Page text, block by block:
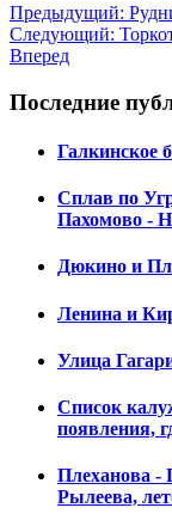
Предыдущий:
Следующий:
Вперед
Последние
Галкинское
Сплав по
Пахомово -
Дюкино и
Ленина и
Улица
Список
появления,
Плеханова -
Рылеева,